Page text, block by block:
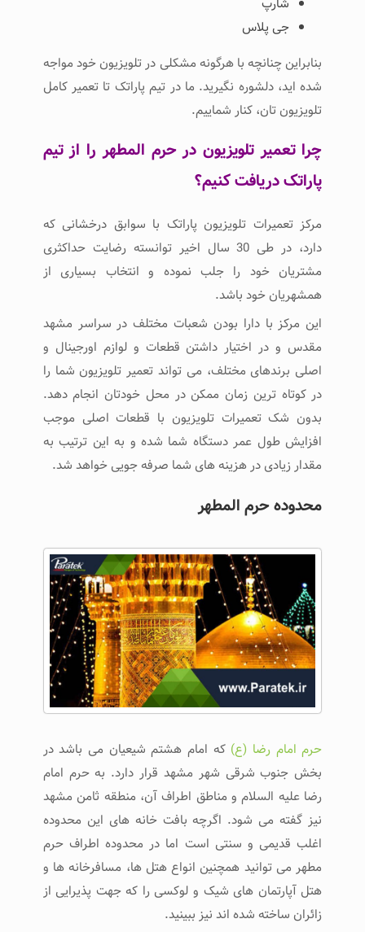
جی پلاس
بنابراین چنانچه با هرگونه مشکلی در تلویزیون خود مواجه
شده اید، دلشوره نگیرید. ما در تیم پاراتک تا تعمیر کامل
تلویزیون تان، کنار شماییم.
چرا تعمیر تلویزیون در حرم المطهر را از تیم
پاراتک دریافت کنیم؟
مرکز تعمیرات تلویزیون پاراتک با سوابق درخشانی که
دارد، در طی 30 سال اخیر توانسته رضایت حداکثری
مشتریان خود را جلب نموده و انتخاب بسیاری از
همشهریان خود باشد.
این مرکز با دارا بودن شعبات مختلف در سراسر مشهد
مقدس و در اختیار داشتن قطعات و لوازم اورجینال و
اصلی برندهای مختلف، می تواند تعمیر تلویزیون شما را
در کوتاه ترین زمان ممکن در محل خودتان انجام دهد.
بدون شک تعمیرات تلویزیون با قطعات اصلی موجب
افزایش طول عمر دستگاه شما شده و به این ترتیب به
مقدار زیادی در هزینه های شما صرفه جویی خواهد شد.
محدوده حرم المطهر
حرم امام رضا (ع) که امام هشتم شیعیان می باشد در
بخش جنوب شرقی شهر مشهد قرار دارد. به حرم امام
رضا علیه السلام و مناطق اطراف آن، منطقه ثامن مشهد
نیز گفته می شود. اگرچه بافت خانه های این محدوده
اغلب قدیمی و سنتی است اما در محدوده اطراف حرم
مطهر می توانید همچنین انواع هتل ها، مسافرخانه ها و
هتل آپارتمان های شیک و لوکسی را که جهت پذیرایی از
زائران ساخته شده اند نیز ببینید.